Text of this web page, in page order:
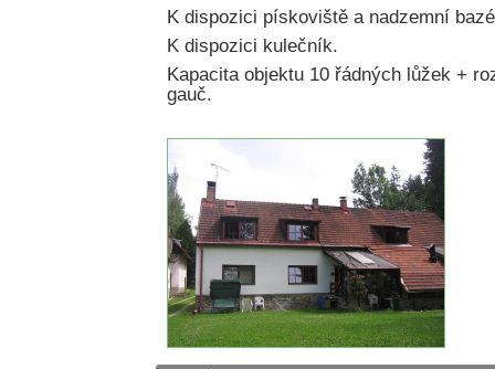
K dispozici pískoviště a nadzemní
K dispozici kulečník.
Kapacita objektu 10 řádných lůžek +
gauč.